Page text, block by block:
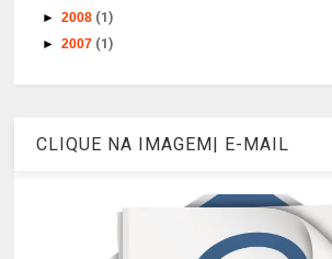
►2008 (1)
►2007 (1)
CLIQUE NA IMAGEM| E-MAIL